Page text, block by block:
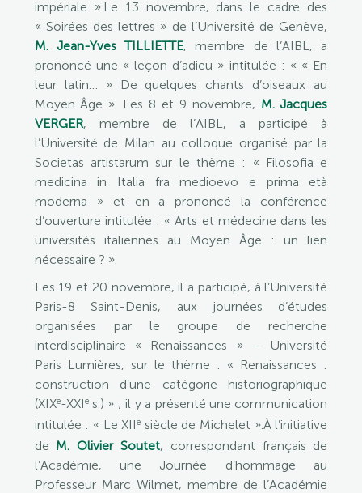
impériale ».Le 13 novembre, dans le cadre des
« Soirées des lettres » de l’Université de Genève,
M. Jean-Yves TILLIETTE, membre de l’AIBL, a
prononcé une « leçon d’adieu » intitulée : « « En
leur latin… » De quelques chants d’oiseaux au
Moyen Âge ». Les 8 et 9 novembre, M. Jacques
VERGER, membre de l’AIBL, a participé à
l’Université de Milan au colloque organisé par la
Societas artistarum sur le thème : « Filosofia e
medicina in Italia fra medioevo e prima età
moderna » et en a prononcé la conférence
d’ouverture intitulée : « Arts et médecine dans les
universités italiennes au Moyen Âge : un lien
nécessaire ? ».
Les 19 et 20 novembre, il a participé, à l’Université
Paris-8 Saint-Denis, aux journées d’études
organisées par le groupe de recherche
interdisciplinaire « Renaissances » – Université
Paris Lumières, sur le thème : « Renaissances :
construction d’une catégorie historiographique
(XIXe-XXIes.) » ; il y a présenté une communication
intitulée : « Le XIIe siècle de Michelet ».À l’initiative
de M. Olivier Soutet, correspondant français de
l’Académie, une Journée d’hommage au
Professeur Marc Wilmet, membre de l’Académie